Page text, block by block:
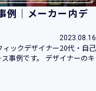
例｜メーカー内デ
2023.08.16
ックデザイナー20代・自己
事例です。 デザイナーのキ